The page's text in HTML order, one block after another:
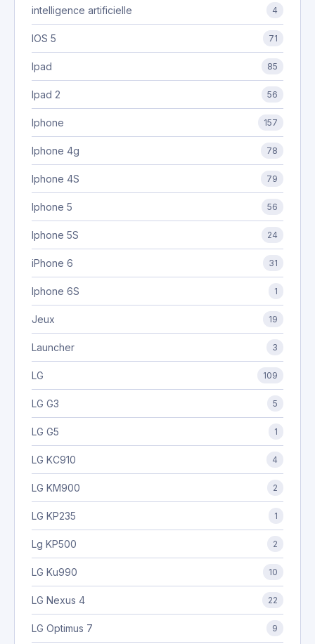
intelligence artificielle 4
IOS 5 71
Ipad 85
Ipad 2 56
Iphone 157
Iphone 4g 78
Iphone 4S 79
Iphone 5 56
Iphone 5S 24
iPhone 6 31
Iphone 6S 1
Jeux 19
Launcher 3
LG 109
LG G3 5
LG G5 1
LG KC910 4
LG KM900 2
LG KP235 1
Lg KP500 2
LG Ku990 10
LG Nexus 4 22
LG Optimus 7 9